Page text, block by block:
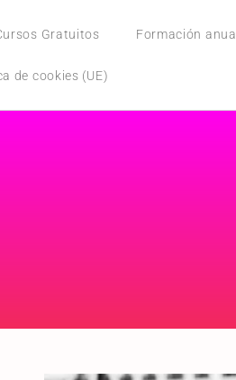
Gratuitos Formación anual
de cookies (UE)